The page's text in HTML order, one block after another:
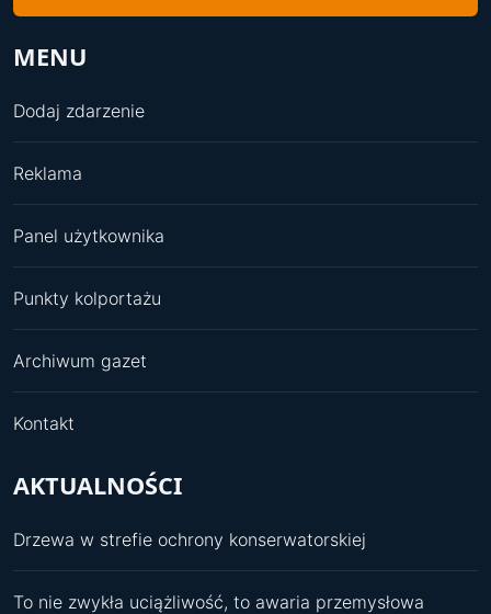
MENU
Dodaj zdarzenie
Reklama
Panel użytkownika
Punkty kolportażu
Archiwum gazet
Kontakt
AKTUALNOŚCI
Drzewa w strefie ochrony konserwatorskiej
To nie zwykła uciążliwość, to awaria przemysłowa